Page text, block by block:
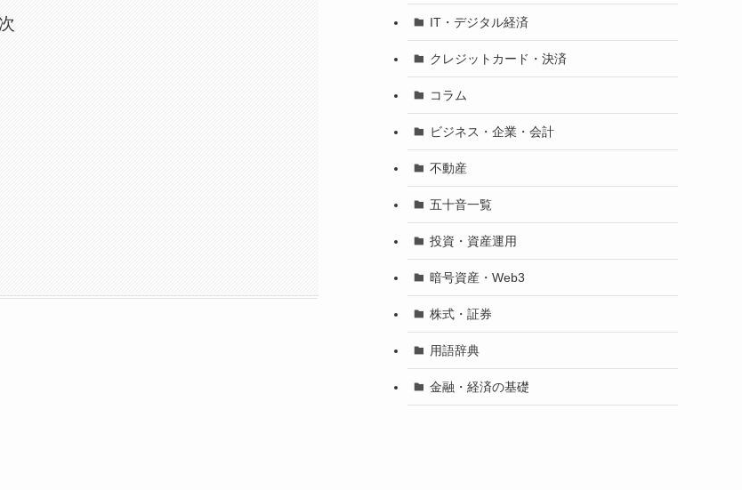
IT・デジタル経済
クレジットカード・決済
コラム
ビジネス・企業・会計
不動産
五十音一覧
投資・資産運用
暗号資産・Web3
株式・証券
用語辞典
金融・経済の基礎